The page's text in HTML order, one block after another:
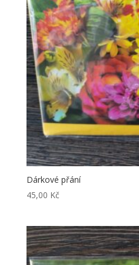
Dárkové přání
45,00 Kč